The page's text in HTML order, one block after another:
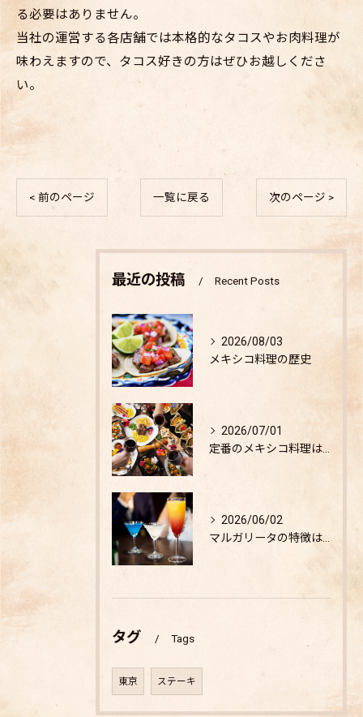
る必要はありません。
当社の運営する各店舗では本格的なタコスやお肉料理が
味わえますので、タコス好きの方はぜひお越しくださ
い。
< 前のページ 一覧に戻る 次のページ >
最近の投稿 Recent Posts
2026/08/03
メキシコ料理の歴史
2026/07/01
2026/06/02
タグ Tags
東京 ステーキ